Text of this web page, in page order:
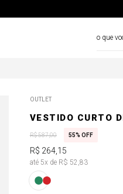
OUTLET
VESTIDO CURTO
R$587,00 55% OFF
R$ 264, 15
até 5x de R$ 52,83